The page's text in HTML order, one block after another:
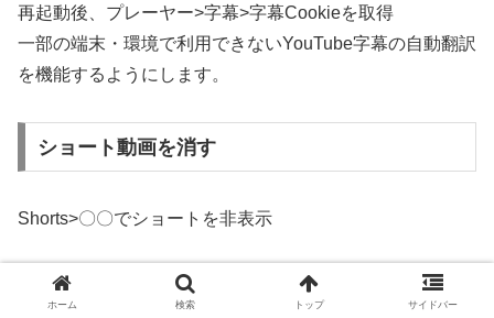
再起動後、プレーヤー>字幕>字幕Cookieを取得
一部の端末・環境で利用できないYouTube字幕の自動翻訳
を機能するようにします。
ショート動画を消す
Shorts>〇〇でショートを非表示
動画内に表示される「〇〇をスキップ」を消す
ホーム 検索 トップ サイドバー